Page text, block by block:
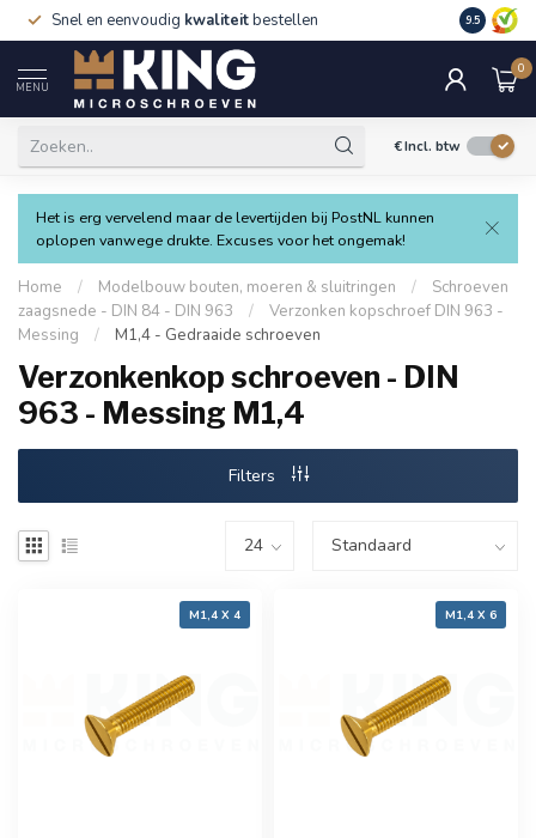
Snel en eenvoudig kwaliteitbestellen 9.5
MENU
0
€Incl. btw
Het is erg vervelend maar de levertijden bij PostNL kunnen
oplopen vanwege drukte. Excuses voor het ongemak!
Home / Modelbouw bouten, moeren & sluitringen /
Schroeven
zaagsnede - DIN 84 - DIN 963
/
Verzonken kopschroef DIN 963 -
Messing
/ M1,4 - Gedraaide schroeven
Verzonkenkop schroeven - DIN
963 - Messing M1,4
Filters
M1,4 X 4 M1,4 X 6